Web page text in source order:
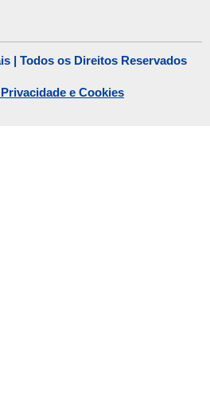
| Todos os Direitos Reservados
e Cookies